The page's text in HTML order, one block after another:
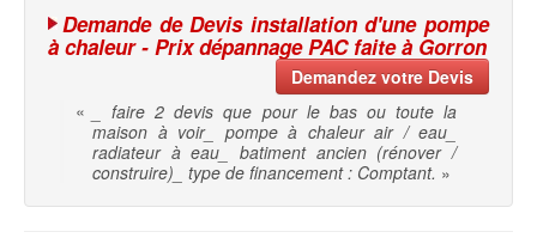
Demande de Devis installation d'une pompe
à chaleur - Prix dépannage PAC faite à Gorron
Demandez votre Devis
«
_ faire 2 devis que pour le bas ou toute la
maison à voir_ pompe à chaleur air / eau_
radiateur à eau_ batiment ancien (rénover /
construire)_ type de financement : Comptant. »